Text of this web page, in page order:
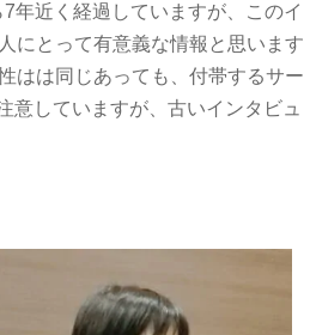
年近く経過していますが、このイ
にとって有意義な情報と思います
はは同じあっても、付帯するサー
意していますが、古いインタビュ